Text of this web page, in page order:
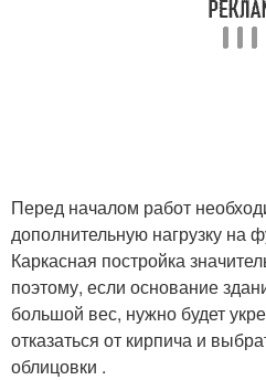
Перед началом работ
дополнительную нагрузку на
Каркасная постройка
поэтому, если основание
большой вес, нужно будет
отказаться от кирпича и
облицовки .